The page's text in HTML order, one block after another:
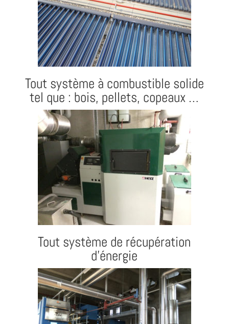
Tout système à combustible solide
tel que : bois, pellets, copeaux …
Tout système de récupération
d’énergie